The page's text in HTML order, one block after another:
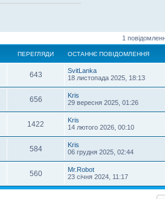
1
ПЕРЕГЛЯДИ ОСТАННЄ ПОВІДОМЛЕННЯ
643
SvitLanka
18 листопада 2025, 18:13
656
Kris
29 вересня 2025, 01:26
1422
Kris
14 лютого 2026, 00:10
584
Kris
06 грудня 2025, 02:44
560
Mr.Robot
23 січня 2024, 11:17